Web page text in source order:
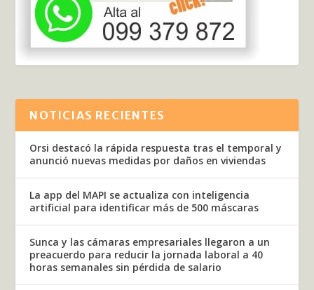
NOTICIAS RECIENTES
Orsi destacó la rápida respuesta tras el temporal y
anunció nuevas medidas por daños en viviendas
La app del MAPI se actualiza con inteligencia
artificial para identificar más de 500 máscaras
Sunca y las cámaras empresariales llegaron a un
preacuerdo para reducir la jornada laboral a 40
horas semanales sin pérdida de salario